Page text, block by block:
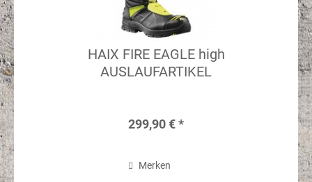
HAIX FIRE EAGLE high
AUSLAUFARTIKEL
299,90 € *
Merken